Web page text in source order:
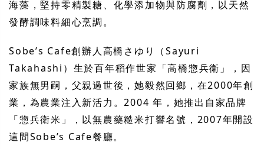
海藻，堅持零精製糖、化學添加物與防腐劑，以天然
發酵調味料細心烹調。
Sobe’s Cafe創辦人高橋さゆり（Sayuri
Takahashi）生於百年稻作世家「高橋惣兵衛」，因
家族無男嗣，父親過世後，她毅然回鄉，在2000年創
業，為農業注入新活力。2004 年，她推出自家品牌
「惣兵衛米」，以無農藥糙米打響名號，2007年開設
這間Sobe’s Cafe餐廳。